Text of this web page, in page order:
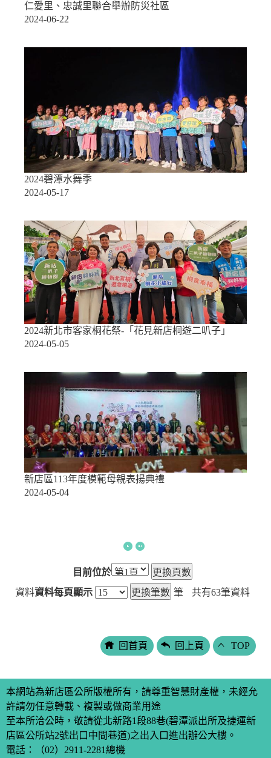
仁愛里、忠誠里聯合舉辦防災社區
2024-06-22
2024碧潭水舞季
2024-05-17
2024新北市客家桐花祭-「花見新店桐遊二叭子」
2024-05-05
新店區113年度模範母親表揚典禮
2024-05-04
目前位於
資料資料每頁顯示 筆 共有63筆資料
回首頁 回上頁 TOP
本網站為新店區公所版權所有，請尊重智慧財產權，未經允
許請勿任意轉載、複製或做商業用途
至本所洽公時，敬請從北新路1段88巷(碧潭派出所及捷運新
店區公所站2號出口中間巷道)之出入口進出辦公大樓。
電話：
（02）2911-2281總機